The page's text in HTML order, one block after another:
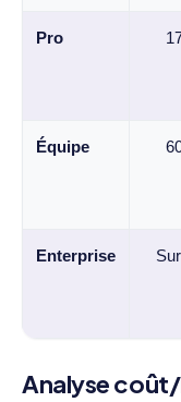
Pro
Équipe
Enterprise
Analyse